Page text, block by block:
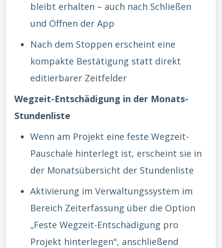
bleibt erhalten – auch nach Schließen
und Öffnen der App
Nach dem Stoppen erscheint eine
kompakte Bestätigung statt direkt
editierbarer Zeitfelder
Wegzeit-Entschädigung in der Monats-
Stundenliste
Wenn am Projekt eine feste Wegzeit-
Pauschale hinterlegt ist, erscheint sie in
der Monatsübersicht der Stundenliste
Aktivierung im Verwaltungssystem im
Bereich Zeiterfassung über die Option
„Feste Wegzeit-Entschädigung pro
Projekt hinterlegen", anschließend